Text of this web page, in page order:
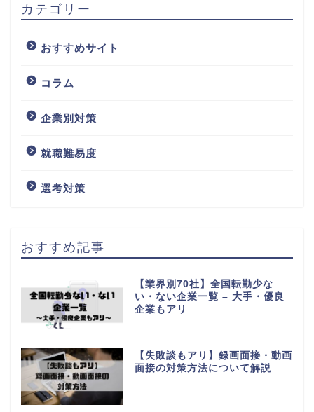
カテゴリー
おすすめサイト
コラム
企業別対策
就職難易度
選考対策
おすすめ記事
【業界別70社】全国転勤少な
い・ない企業一覧 – 大手・優良
企業もアリ
【失敗談もアリ】録画面接・動画
面接の対策方法について解説